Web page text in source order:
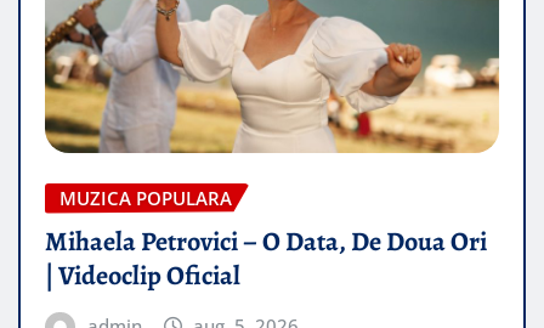
MUZICA POPULARA
Mihaela Petrovici – O Data, De Doua Ori
| Videoclip Oficial